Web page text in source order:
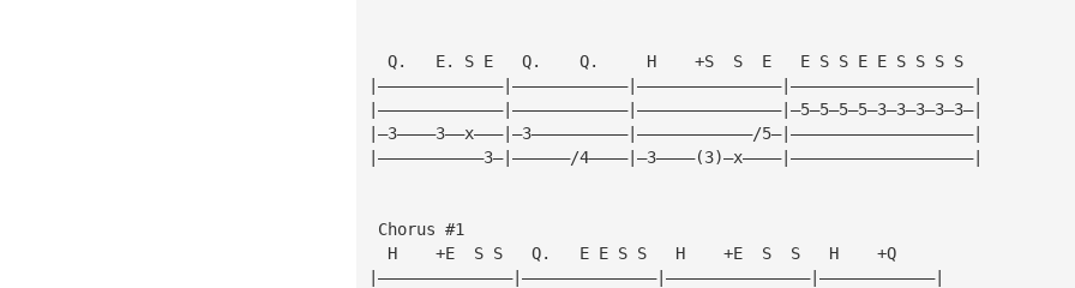
  Q.   E. S E   Q.    Q.     H    +S  S  E   E S S E E S S S S
|—————————————|————————————|———————————————|———————————————————|
|—————————————|————————————|———————————————|—5—5—5—5—3—3—3—3—3—|
|—3————3——x———|—3——————————|————————————/5—|———————————————————|
|———————————3—|——————/4————|—3————(3)—x————|———————————————————|
Chorus #1
  H    +E  S S   Q.   E E S S   H    +E  S  S   H    +Q
|——————————————|——————————————|———————————————|————————————|